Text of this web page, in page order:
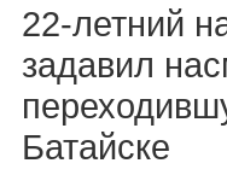
22-летний
задавил
Батайске